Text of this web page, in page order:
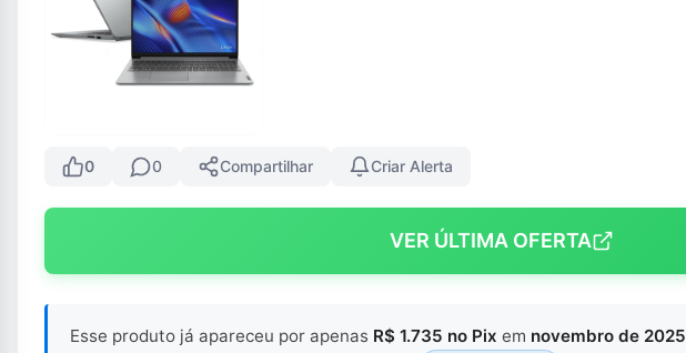
0 0 Compartilhar Criar Alerta
VER ÚLTIMA OFERTA
Esse produto já apareceu por apenas R$ 1.735 no Pix em novembro de 2025